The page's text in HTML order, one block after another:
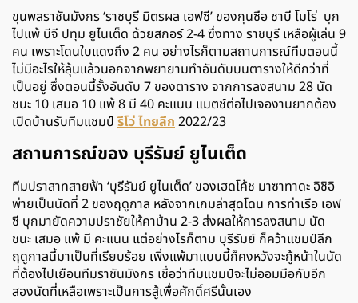
ขุนพลราชันมังกร ‘ราชบุรี มิตรผล เอฟซี’ ของกุนซือ ชาบี โมโร่ บุก
ไปแพ้ บีจี ปทุม ยูไนเต็ด ด้วยสกอร์ 2-4 ซึ่งทาง ราชบุรี เหลือผู้เล่น 9
คน เพราะโดนใบแดงถึง 2 คน อย่างไรก็ตามสถานการณ์ทีมตอนนี้
ไม่มีอะไรให้ลุ้นแล้วนอกจากพยายามทำอันดับบนตารางให้ดีกว่าที่
เป็นอยู่ ซึ่งตอนนี้รั้งอันดับ 7 ของตาราง จากการลงสนาม 28 นัด
ชนะ 10 เสมอ 10 แพ้ 8 มี 40 คะแนน แมตช์ต่อไปเจองานยากต้อง
เปิดบ้านรับทีมแชมป์รีโว่ ไทยลีก2022/23
สถานการณ์ของ บุรีรัมย์ ยูไนเต็ด
ทีมปราสาทสายฟ้า ‘บุรีรัมย์ ยูไนเต็ด’ ของเฮดโค้ช มาซาทาดะ อิชิอิ
พ่ายเป็นนัดที่ 2 ของฤดูกาล หลังจากเกมล่าสุดโดน การท่าเรือ เอฟ
ซี บุกมายัดความปราชัยให้คาบ้าน 2-3 ส่งผลให้การลงสนาม นัด
ชนะ เสมอ แพ้ มี คะแนน แต่อย่างไรก็ตาม บุรีรัมย์ ก็คว้าแชมป์ลีก
ฤดูกาลนี้มาเป็นที่เรียบร้อย เพิ่งแพ้มาแบบนี้ก็คงหวังจะกู้หน้าในนัด
ที่ต้องไปเยือนทีมราชันมังกร เชื่อว่าทีมแชมป์จะไม่ออมมือกับอีก
สองนัดที่เหลือเพราะเป็นการสู้เพื่อศักดิ์ศรีนั้นเอง